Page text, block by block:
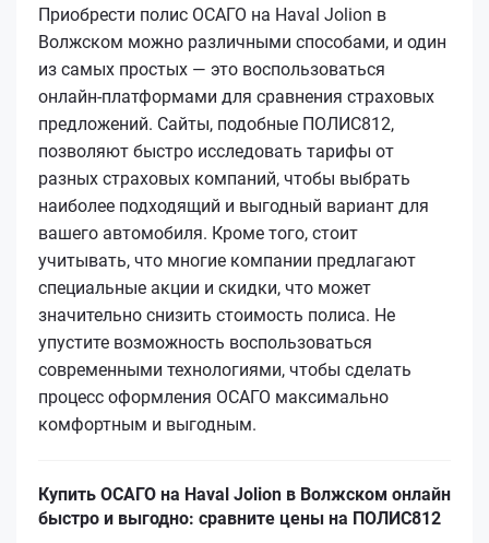
Приобрести полис ОСАГО на Haval Jolion в
Волжском можно различными способами, и один
из самых простых — это воспользоваться
онлайн-платформами для сравнения страховых
предложений. Сайты, подобные ПОЛИС812,
позволяют быстро исследовать тарифы от
разных страховых компаний, чтобы выбрать
наиболее подходящий и выгодный вариант для
вашего автомобиля. Кроме того, стоит
учитывать, что многие компании предлагают
специальные акции и скидки, что может
значительно снизить стоимость полиса. Не
упустите возможность воспользоваться
современными технологиями, чтобы сделать
процесс оформления ОСАГО максимально
комфортным и выгодным.
Купить ОСАГО на Haval Jolion в Волжском онлайн
быстро и выгодно: сравните цены на ПОЛИС812